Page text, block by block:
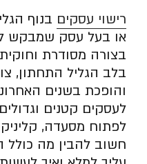
רישוי עסקים בנוף
או בעל עסק שמבקש
בצורה מסודרת
בלב הגליל התחתון,
והופכת בשנים
לעסקים קטנים
לפתוח מסעדה,
חשוב להבין מה כולל